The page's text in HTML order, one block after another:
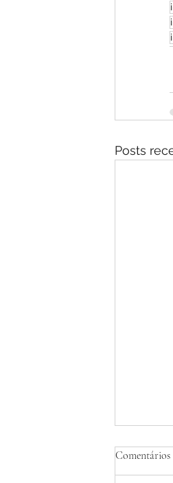
Posts
Comentários